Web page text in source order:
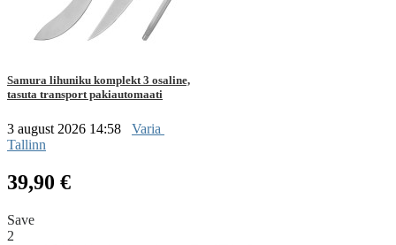
Samura lihuniku komplekt 3 osaline,
tasuta transport pakiautomaati
3 august 2026 14:58
Varia
Tallinn
39,90 €
Save
2